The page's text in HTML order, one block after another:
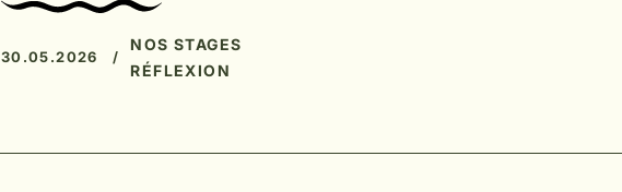
30.05.2026 /
NOS STAGES
RÉFLEXION